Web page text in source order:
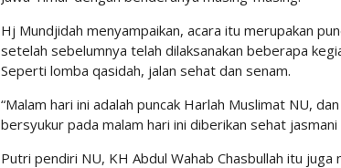
Hj Mundjidah menyampaikan, acara itu merupakan
setelah sebelumnya telah dilaksanakan beberapa
Seperti lomba qasidah, jalan sehat dan senam.
“Malam hari ini adalah puncak Harlah Muslimat NU,
bersyukur pada malam hari ini diberikan sehat jasmani
Putri pendiri NU, KH Abdul Wahab Chasbullah itu